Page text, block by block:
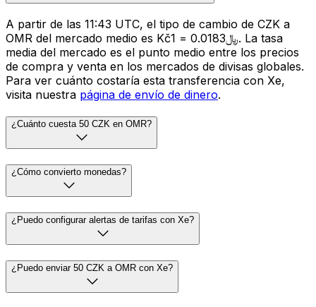
A partir de las 11:43 UTC, el tipo de cambio de CZK a
OMR del mercado medio es Kč1 = ﷼0.0183. La tasa
media del mercado es el punto medio entre los precios
de compra y venta en los mercados de divisas globales.
Para ver cuánto costaría esta transferencia con Xe,
visita nuestra página de envío de dinero.
¿Cuánto cuesta 50 CZK en OMR?
¿Cómo convierto monedas?
¿Puedo configurar alertas de tarifas con Xe?
¿Puedo enviar 50 CZK a OMR con Xe?